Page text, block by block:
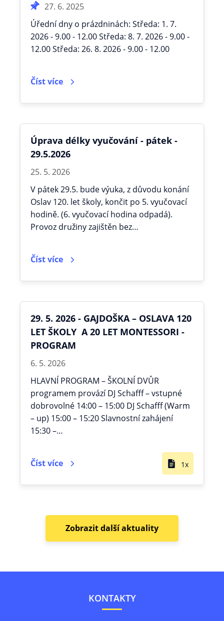
27. 6. 2025
Úřední dny o prázdninách: Středa: 1. 7.
2026 - 9.00 - 12.00 Středa: 8. 7. 2026 - 9.00 -
12.00 Středa: 26. 8. 2026 - 9.00 - 12.00
Číst více
Úprava délky vyučování - pátek -
29.5.2026
25. 5. 2026
V pátek 29.5. bude výuka, z důvodu konání
Oslav 120. let školy, končit po 5. vyučovací
hodině. (6. vyučovací hodina odpadá).
Provoz družiny zajištěn bez…
Číst více
29. 5. 2026 - GAJDOŠKA – OSLAVA 120
LET ŠKOLY A 20 LET MONTESSORI -
PROGRAM
6. 5. 2026
HLAVNÍ PROGRAM – ŠKOLNÍ DVŮR
programem provází DJ Schafff – vstupné
dobrovolné 14:00 – 15:00 DJ Schafff (Warm
– up) 15:00 – 15:20 Slavnostní zahájení
15:30 –…
Číst více 1x
Zobrazit další aktuality
KONTAKTY